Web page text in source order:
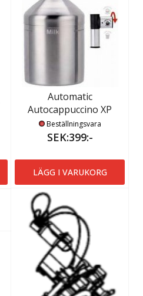
Automatic
Autocappuccino XP
Beställningsvara
SEK:399:-
LÄGG I VARUKORG